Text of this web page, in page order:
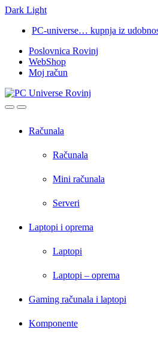
Dark Light
navigation
content
PC-universe… kupnja iz
Poslovnica Rovinj
WebShop
Moj račun
OpenClose
Računala
Računala
Mini računala
Serveri
Laptopi i oprema
Laptopi
Laptopi – oprema
Gaming računala i laptopi
Komponente